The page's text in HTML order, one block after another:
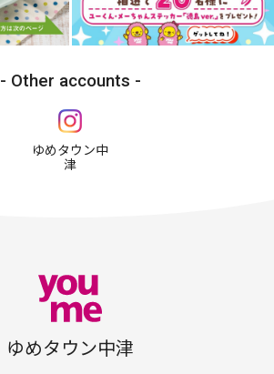
Other accounts
ゆめタウン中
津
ゆめタウン中津